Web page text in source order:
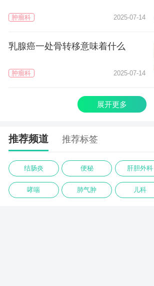
肿瘤科 2025-07-14
乳腺癌一处骨转移意味着什么
肿瘤科 2025-07-14
展开更多
推荐频道 推荐标签
结肠炎 便秘 肝胆外科
哮喘 肺气肿 儿科